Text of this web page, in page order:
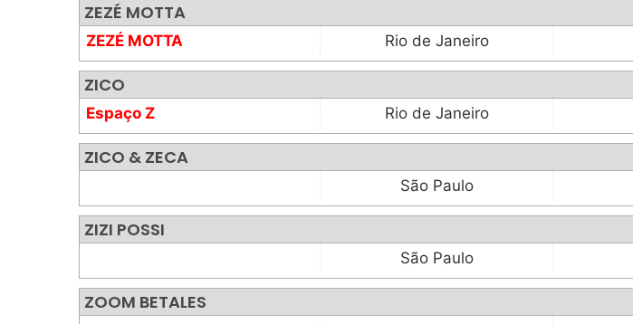
ZEZÉ MOTTA
ZEZÉ MOTTA
Rio de Janeiro
ZICO
Espaço Z
Rio de Janeiro
ZICO & ZECA
São Paulo
ZIZI POSSI
São Paulo
ZOOM BETALES